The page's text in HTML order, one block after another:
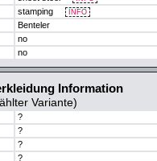
stamping
INFO
Benteler
no
no
Information
Variante)
?
?
?
?